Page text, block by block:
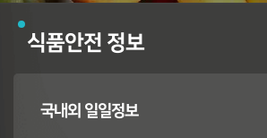
식품안전 정보
국내외 일일정보